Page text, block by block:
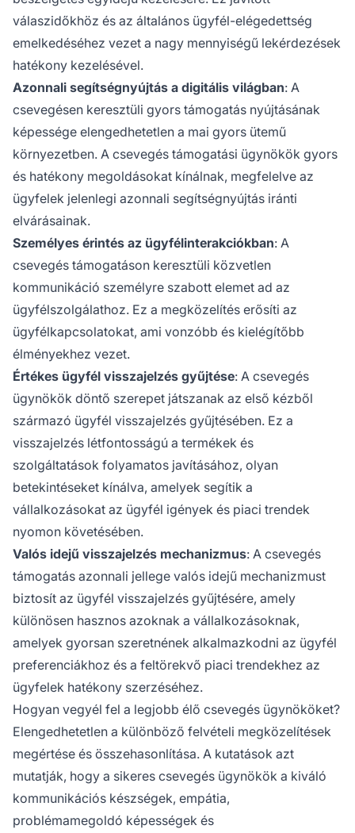
válaszidőkhöz és az általános ügyfél-elégedettség
emelkedéséhez vezet a nagy mennyiségű lekérdezések
hatékony kezelésével.
Azonnali segítségnyújtás a digitális világban: A
csevegésen keresztüli gyors támogatás nyújtásának
képessége elengedhetetlen a mai gyors ütemű
környezetben. A csevegés támogatási ügynökök gyors
és hatékony megoldásokat kínálnak, megfelelve az
ügyfelek jelenlegi azonnali segítségnyújtás iránti
elvárásainak.
Személyes érintés az ügyfélinterakciókban: A
csevegés támogatáson keresztüli közvetlen
kommunikáció személyre szabott elemet ad az
ügyfélszolgálathoz. Ez a megközelítés erősíti az
ügyfélkapcsolatokat, ami vonzóbb és kielégítőbb
élményekhez vezet.
Értékes ügyfél visszajelzés gyűjtése: A csevegés
ügynökök döntő szerepet játszanak az első kézből
származó ügyfél visszajelzés gyűjtésében. Ez a
visszajelzés létfontosságú a termékek és
szolgáltatások folyamatos javításához, olyan
betekintéseket kínálva, amelyek segítik a
vállalkozásokat az ügyfél igények és piaci trendek
nyomon követésében.
Valós idejű visszajelzés mechanizmus: A csevegés
támogatás azonnali jellege valós idejű mechanizmust
biztosít az ügyfél visszajelzés gyűjtésére, amely
különösen hasznos azoknak a vállalkozásoknak,
amelyek gyorsan szeretnének alkalmazkodni az ügyfél
preferenciákhoz és a feltörekvő piaci trendekhez az
ügyfelek hatékony szerzéséhez.
Hogyan vegyél fel a legjobb élő csevegés ügynököket?
Elengedhetetlen a különböző felvételi megközelítések
megértése és összehasonlítása. A kutatások azt
mutatják, hogy a sikeres csevegés ügynökök a kiváló
kommunikációs készségek, empátia,
problémamegoldó képességek és